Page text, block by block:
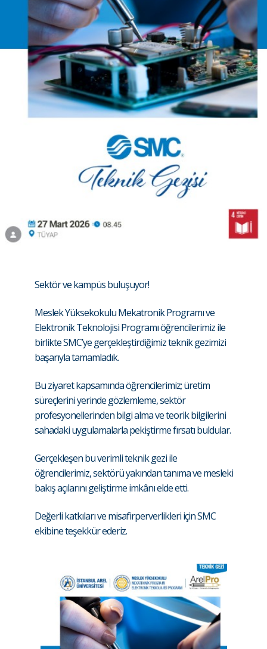
Sektör ve kampüs buluşuyor!
Meslek Yüksekokulu Mekatronik Programı ve
Elektronik Teknolojisi Programı öğrencilerimiz ile
birlikte SMC’ye gerçekleştirdiğimiz teknik gezimizi
başarıyla tamamladık.
Bu ziyaret kapsamında öğrencilerimiz; üretim
süreçlerini yerinde gözlemleme, sektör
profesyonellerinden bilgi alma ve teorik bilgilerini
sahadaki uygulamalarla pekiştirme fırsatı buldular.
Gerçekleşen bu verimli teknik gezi ile
öğrencilerimiz, sektörü yakından tanıma ve mesleki
bakış açılarını geliştirme imkânı elde etti.
Değerli katkıları ve misafirperverlikleri için SMC
ekibine teşekkür ederiz.